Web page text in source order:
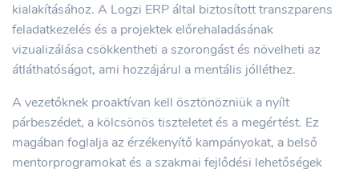
kialakításához. A Logzi ERP által biztosított transzparens
feladatkezelés és a projektek előrehaladásának
vizualizálása csökkentheti a szorongást és növelheti az
átláthatóságot, ami hozzájárul a mentális jólléthez.
A vezetőknek proaktívan kell ösztönözniük a nyílt
párbeszédet, a kölcsönös tiszteletet és a megértést. Ez
magában foglalja az érzékenyítő kampányokat, a belső
mentorprogramokat és a szakmai fejlődési lehetőségek